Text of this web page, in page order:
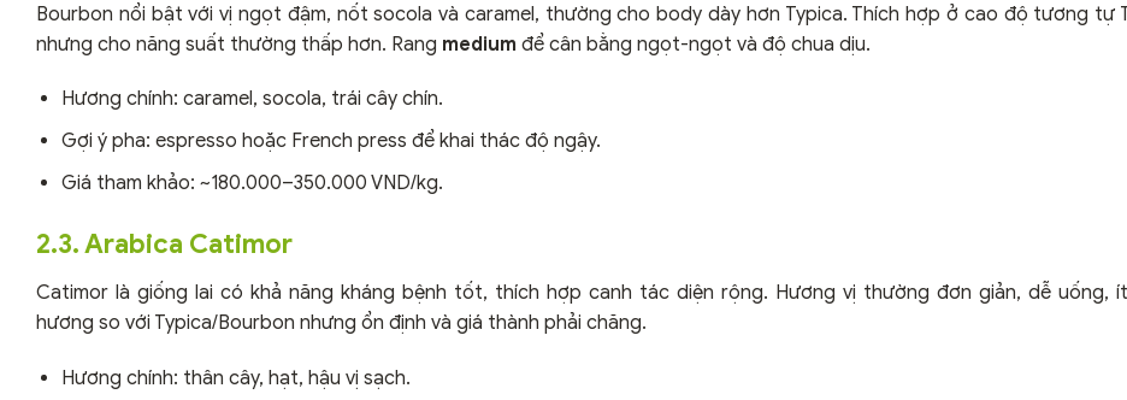
Bourbon nổi bật với vị ngọt đậm, nốt socola và caramel, thường cho body dày hơn Typica. Thích hợp ở cao độ tương tự
nhưng cho năng suất thường thấp hơn. Rang medium để cân bằng ngọt-ngọt và độ chua dịu.
Hương chính: caramel, socola, trái cây chín.
Gợi ý pha: espresso hoặc French press để khai thác độ ngậy.
Giá tham khảo: ~180.000–350.000 VND/kg.
2.3. Arabica Catimor
Catimor là giống lai có khả năng kháng bệnh tốt, thích hợp canh tác diện rộng. Hương vị thường đơn giản, dễ uống,
hương so với Typica/Bourbon nhưng ổn định và giá thành phải chăng.
Hương chính: thân cây, hạt, hậu vị sạch.